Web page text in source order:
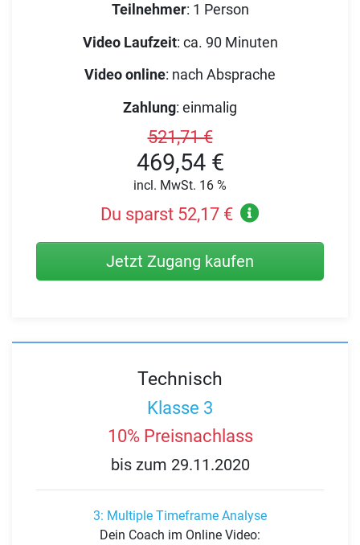
Teilnehmer: 1 Person
Video Laufzeit: ca. 90 Minuten
Video online: nach Absprache
Zahlung: einmalig
521,71 €
469,54 €
incl. MwSt. 16 %
Du sparst 52,17 €
Jetzt Zugang kaufen
Technisch
Klasse 3
10% Preisnachlass
bis zum 29.11.2020
3: Multiple Timeframe Analyse
Dein Coach im Online Video: